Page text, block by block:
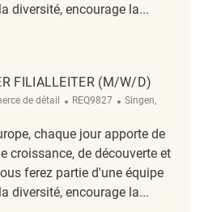
diversité, encourage la...
Filialleiter (m/w/d) REQ136885
FILIALLEITER (M/W/D)
de détail ReqId
REQ9827 Emplacement
Singen,
chaque jour apporte de
croissance, de découverte et
ferez partie d'une équipe
diversité, encourage la...